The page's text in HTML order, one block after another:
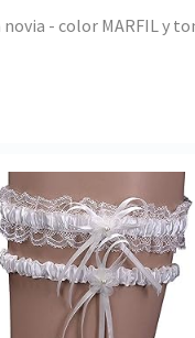
- color MARFIL y